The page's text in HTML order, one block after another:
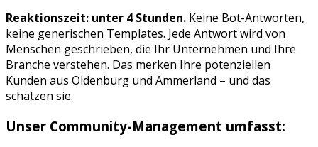
Reaktionszeit: unter 4 Stunden. Keine Bot-Antworten,
keine generischen Templates. Jede Antwort wird von
Menschen geschrieben, die Ihr Unternehmen und Ihre
Branche verstehen. Das merken Ihre potenziellen
Kunden aus Oldenburg und Ammerland – und das
schätzen sie.
Unser Community-Management umfasst: